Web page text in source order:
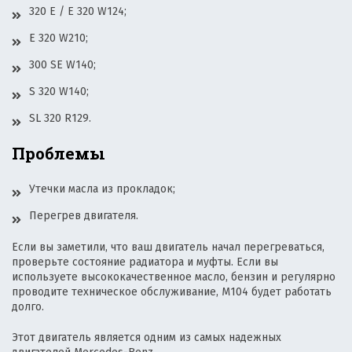
320 Е / Е 320 W124;
Е 320 W210;
300 SE W140;
S 320 W140;
SL 320 R129.
Проблемы
Утечки масла из прокладок;
Перегрев двигателя.
Если вы заметили, что ваш двигатель начал перегреваться,
проверьте состояние радиатора и муфты. Если вы
используете высококачественное масло, бензин и регулярно
проводите техническое обслуживание, M104 будет работать
долго.
Этот двигатель является одним из самых надежных